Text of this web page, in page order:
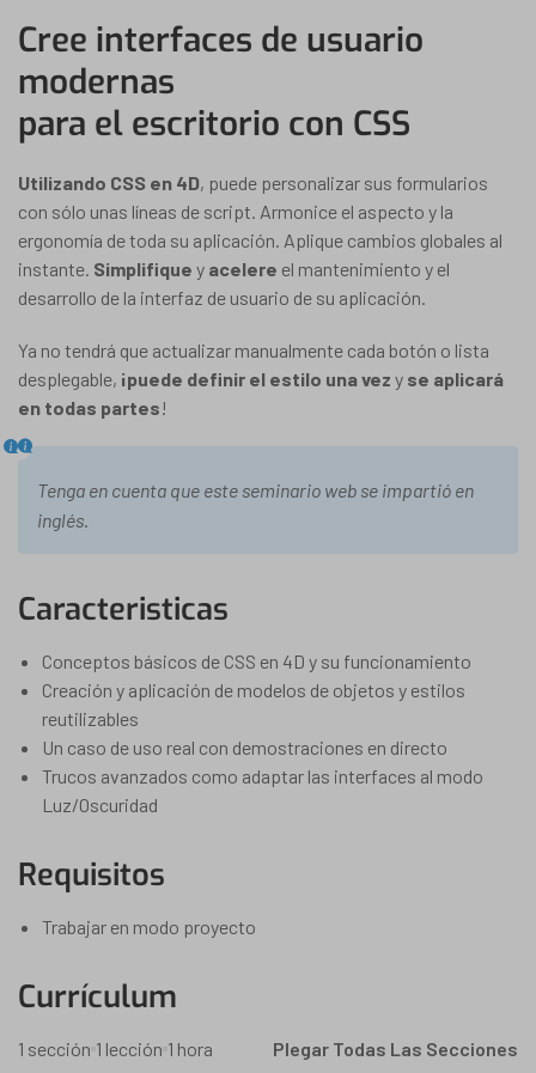
Cree interfaces de usuario
modernas
para el escritorio con CSS
Utilizando CSS en 4D, puede personalizar sus formularios
con sólo unas líneas de script. Armonice el aspecto y la
ergonomía de toda su aplicación. Aplique cambios globales al
instante. Simplifique y acelere el mantenimiento y el
desarrollo de la interfaz de usuario de su aplicación.
Ya no tendrá que actualizar manualmente cada botón o lista
desplegable, ¡puede definir el estilo una vez y se aplicará
en todas partes!
Tenga en cuenta que este seminario web se impartió en
inglés.
Caracteristicas
Conceptos básicos de CSS en 4D y su funcionamiento
Creación y aplicación de modelos de objetos y estilos
reutilizables
Un caso de uso real con demostraciones en directo
Trucos avanzados como adaptar las interfaces al modo
Luz/Oscuridad
Requisitos
Trabajar en modo proyecto
Currículum
1 sección 1 lección 1 hora Plegar Todas Las Secciones